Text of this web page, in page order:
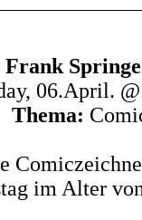
06.April.
Thema:
im Alter